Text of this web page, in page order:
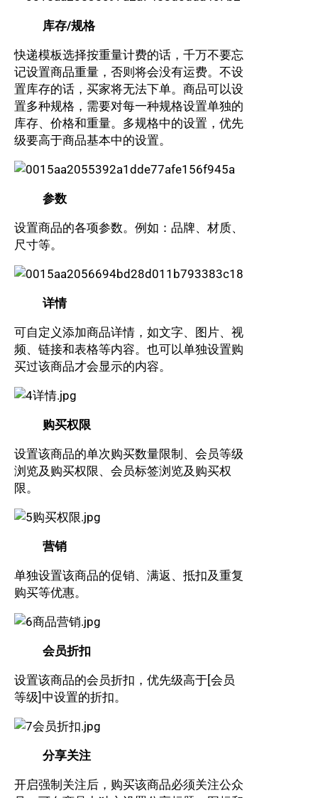
库存/规格
快递模板选择按重量计费的话，千万不要忘
记设置商品重量，否则将会没有运费。不设
置库存的话，买家将无法下单。商品可以设
置多种规格，需要对每一种规格设置单独的
库存、价格和重量。多规格中的设置，优先
级要高于商品基本中的设置。
参数
设置商品的各项参数。例如：品牌、材质、
尺寸等。
详情
可自定义添加商品详情，如文字、图片、视
频、链接和表格等内容。也可以单独设置购
买过该商品才会显示的内容。
购买权限
设置该商品的单次购买数量限制、会员等级
浏览及购买权限、会员标签浏览及购买权
限。
营销
单独设置该商品的促销、满返、抵扣及重复
购买等优惠。
会员折扣
设置该商品的会员折扣，优先级高于[会员
等级]中设置的折扣。
分享关注
开启强制关注后，购买该商品必须关注公众